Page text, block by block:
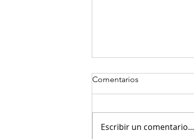
Comentarios
Escribir un comentario...